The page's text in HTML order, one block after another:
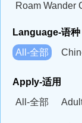
Roam Wander
Language-语种
All-全部
Bahasa
Swahili(SW)-
Apply-适用
All-全部